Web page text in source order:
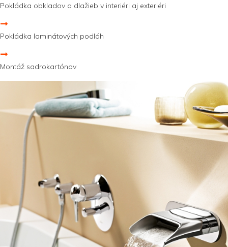
Pokládka obkladov a dlažieb v interiéri aj exteriéri
Pokládka laminátových podláh
Montáž sadrokartónov